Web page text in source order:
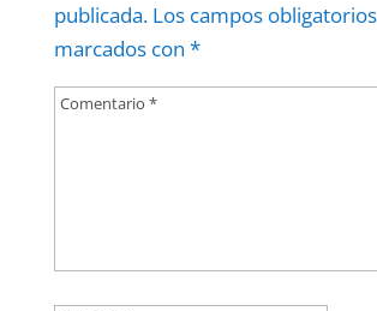
publicada. Los campos
marcados con *